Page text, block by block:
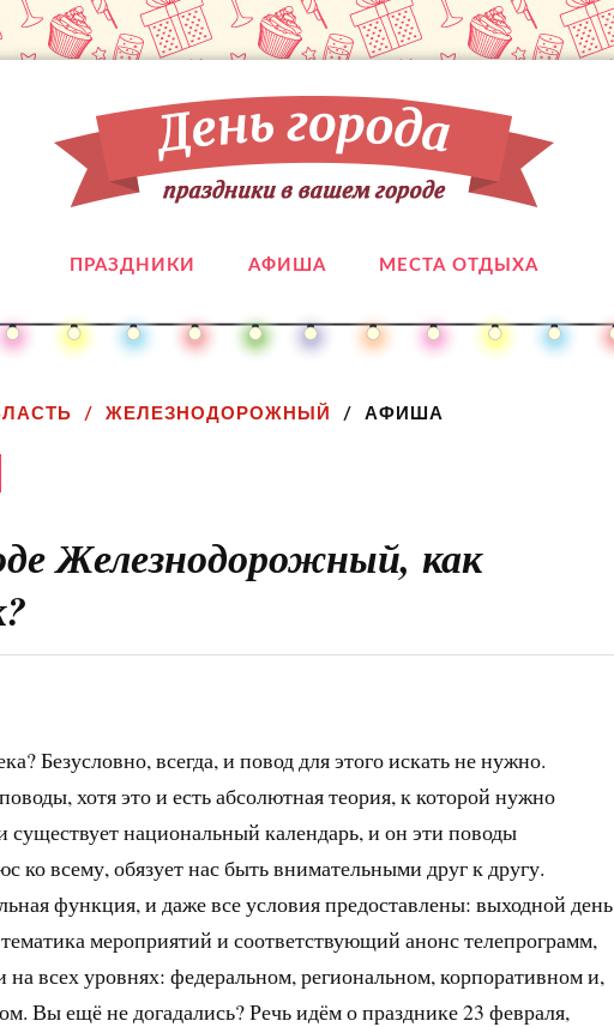
ПРАЗДНИКИ АФИША МЕСТА ОТДЫХА
ЖЕЛЕЗНОДОРОЖНЫЙ АФИША
Железнодорожный, как
Безусловно, всегда, и повод для этого искать не нужно.
хотя это и есть абсолютная теория, к которой нужно
существует национальный календарь, и он эти поводы
ко всему, обязует нас быть внимательными друг к другу.
функция, и даже все условия предоставлены: выходной день
мероприятий и соответствующий анонс телепрограмм,
на всех уровнях: федеральном, региональном, корпоративном и,
Вы ещё не догадались? Речь идём о празднике 23 февраля,